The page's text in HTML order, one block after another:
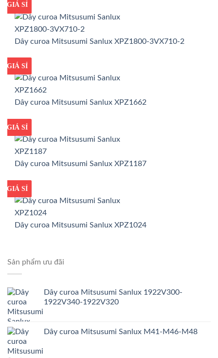
GIÁ TỐT
GIÁ SỈ
Dây curoa Mitsusumi Sanlux XPZ1800-3VX710-2
GIÁ TỐT
GIÁ SỈ
Dây curoa Mitsusumi Sanlux XPZ1662
GIÁ TỐT
GIÁ SỈ
Dây curoa Mitsusumi Sanlux XPZ1187
GIÁ TỐT
GIÁ SỈ
Dây curoa Mitsusumi Sanlux XPZ1024
Sản phẩm ưu đãi
Dây curoa Mitsusumi Sanlux 1922V300-
1922V340-1922V320
Dây curoa Mitsusumi Sanlux M41-M46-M48